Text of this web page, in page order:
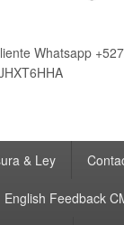
Whatsapp
& Ley
English Feedback